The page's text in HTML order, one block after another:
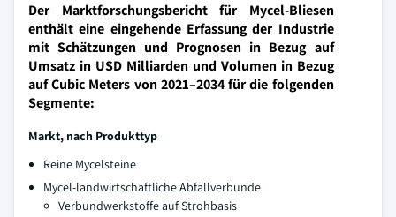
Der Marktforschungsbericht für Mycel-Bliesen
enthält eine eingehende Erfassung der Industrie
mit Schätzungen und Prognosen in Bezug auf
Umsatz in USD Milliarden und Volumen in Bezug
auf Cubic Meters von 2021–2034 für die folgenden
Segmente:
Markt, nach Produkttyp
Reine Mycelsteine
Mycel-landwirtschaftliche Abfallverbunde
Verbundwerkstoffe auf Strohbasis